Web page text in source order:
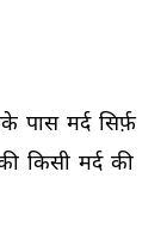
पास मर्द सिर्फ़
किसी मर्द की